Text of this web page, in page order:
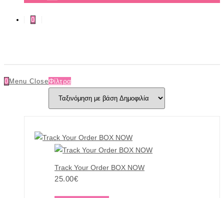
0
0 Menu CloseΦίλτρα
Track Your Order BOX NOW
25.00€